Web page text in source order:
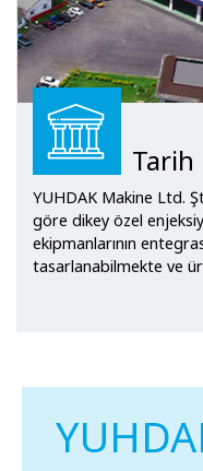
Tarih
YUHDAK Makine Ltd.
göre dikey özel
ekipmanlarının
tasarlanabilmekte ve